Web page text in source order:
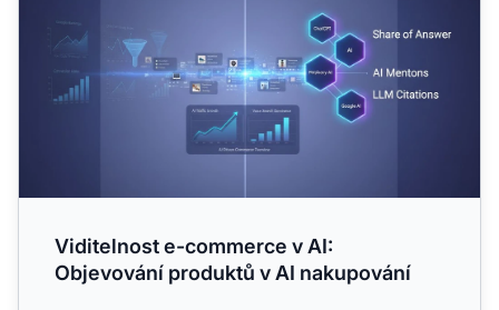
Viditelnost e-commerce v AI:
Objevování produktů v AI nakupování